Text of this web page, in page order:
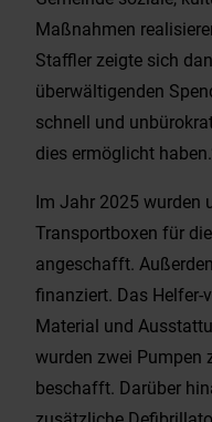
Maßnahmen
Staffler zeigte sich
überwältigenden
schnell und
dies ermöglicht
Im Jahr 2025 wurden
Transportboxen für
angeschafft.
finanziert. Das Helfer-
Material und
wurden zwei Pumpen
beschafft. Darüber